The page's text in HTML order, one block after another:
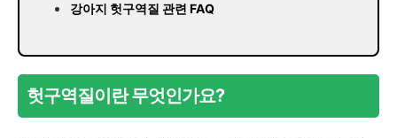
강아지 헛구역질 관련 FAQ
헛구역질이란 무엇인가요?